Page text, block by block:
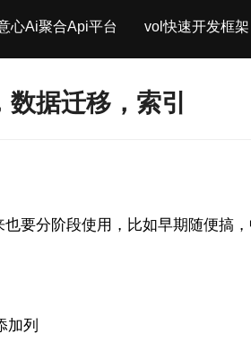
心Ai聚合Api平台 vol快速开发框架
据迁移，索引
要分阶段使用，比如早期随便搞
加列